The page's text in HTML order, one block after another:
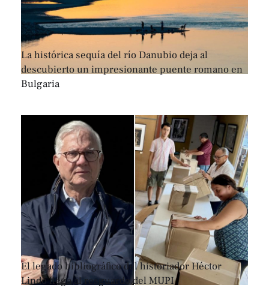
La histórica sequía del río Danubio deja al
descubierto un impresionante puente romano en
Bulgaria
El legado bibliográfico del historiador Héctor
Lindo llega al resguardo del MUPI